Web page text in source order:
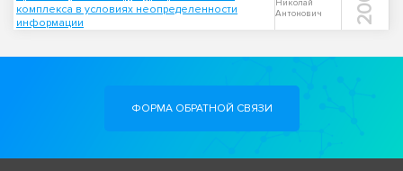
комплекса в условиях неопределенности
информации
Николай
Антонович
ФОРМА ОБРАТНОЙ СВЯЗИ